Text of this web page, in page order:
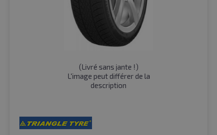
(Livré sans jante !)
L'image peut différer de la
description